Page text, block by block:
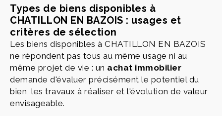
Types de biens disponibles à
CHATILLON EN BAZOIS : usages et
critères de sélection
Les biens disponibles à CHATILLON EN BAZOIS
ne répondent pas tous au même usage ni au
même projet de vie : un achat immobilier
demande d'évaluer précisément le potentiel du
bien, les travaux à réaliser et l'évolution de valeur
envisageable.